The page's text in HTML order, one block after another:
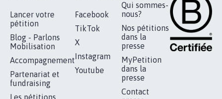
Lancer votre
pétition
Blog - Parlons
Mobilisation
Accompagnement
Partenariat et
fundraising
Les pétitions
Facebook
TikTok
X
Instagram
Youtube
Qui sommes-
nous?
Nos pétitions
dans la
presse
MyPetition
dans la
presse
Contact